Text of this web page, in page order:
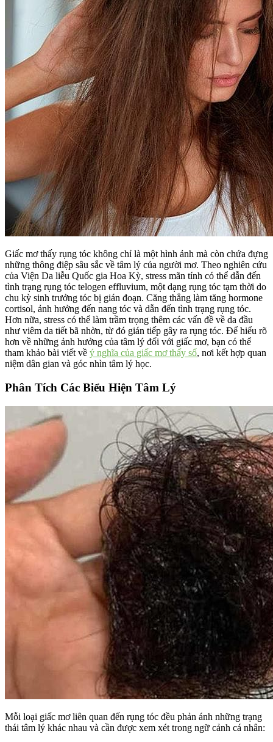
Giấc mơ thấy rụng tóc không chỉ là một hình ảnh mà còn chứa đựng
những thông điệp sâu sắc về tâm lý của người mơ. Theo nghiên cứu
của Viện Da liễu Quốc gia Hoa Kỳ, stress mãn tính có thể dẫn đến
tình trạng rụng tóc telogen effluvium, một dạng rụng tóc tạm thời do
chu kỳ sinh trưởng tóc bị gián đoạn. Căng thẳng làm tăng hormone
cortisol, ảnh hưởng đến nang tóc và dẫn đến tình trạng rụng tóc.
Hơn nữa, stress có thể làm trầm trọng thêm các vấn đề về da đầu
như viêm da tiết bã nhờn, từ đó gián tiếp gây ra rụng tóc. Để hiểu rõ
hơn về những ảnh hưởng của tâm lý đối với giấc mơ, bạn có thể
tham khảo bài viết về ý nghĩa của giấc mơ thấy số, nơi kết hợp quan
niệm dân gian và góc nhìn tâm lý học.
Phân Tích Các Biểu Hiện Tâm Lý
Mỗi loại giấc mơ liên quan đến rụng tóc đều phản ánh những trạng
thái tâm lý khác nhau và cần được xem xét trong ngữ cảnh cá nhân: